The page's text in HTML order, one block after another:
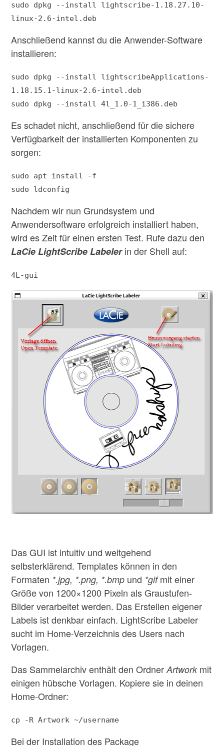
sudo dpkg --install lightscribe-1.18.27.10-
linux-2.6-intel.deb
Anschließend kannst du die Anwender-Software
installieren:
sudo dpkg --install lightscribeApplications-
1.18.15.1-linux-2.6-intel.deb
sudo dpkg --install 4l_1.0-1_i386.deb
Es schadet nicht, anschließend für die sichere
Verfügbarkeit der installierten Komponenten zu
sorgen:
sudo apt install -f
sudo ldconfig
Nachdem wir nun Grundsystem und
Anwendersoftware erfolgreich installiert haben,
wird es Zeit für einen ersten Test. Rufe dazu den
LaCie LightScribe Labeler in der Shell auf:
4L-gui
Das GUI ist intuitiv und weitgehend
selbsterklärend. Templates können in den
Formaten *.jpg, *.png, *.bmp und *gifmit einer
Größe von 1200×1200 Pixeln als Graustufen-
Bilder verarbeitet werden. Das Erstellen eigener
Labels ist denkbar einfach. LightScribe Labeler
sucht im Home-Verzeichnis des Users nach
Vorlagen.
Das Sammelarchiv enthält den OrdnerArtworkmit
einigen hübsche Vorlagen. Kopiere sie in deinen
Home-Ordner:
cp -R Artwork ~/username
Bei der Installation des Package